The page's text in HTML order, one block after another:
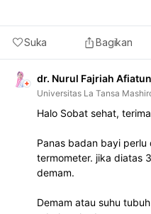
Suka Bagikan
dr. Nurul Fajriah
Universitas La Tansa
Halo Sobat sehat,
Panas badan bayi
termometer. jika diatas
demam.
Demam atau suhu